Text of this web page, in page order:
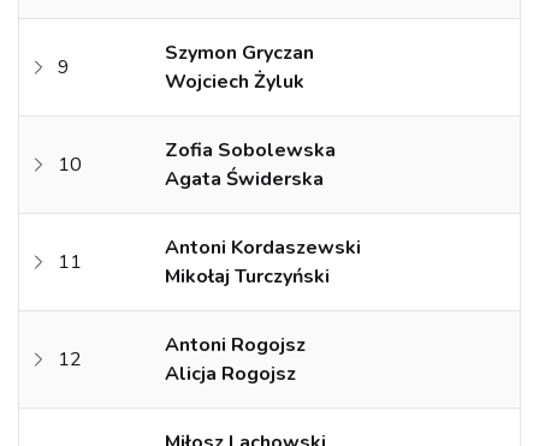
9
Szymon Gryczan
Wojciech Żyluk
10
Zofia Sobolewska
Agata Świderska
11
Antoni Kordaszewski
Mikołaj Turczyński
12
Antoni Rogojsz
Alicja Rogojsz